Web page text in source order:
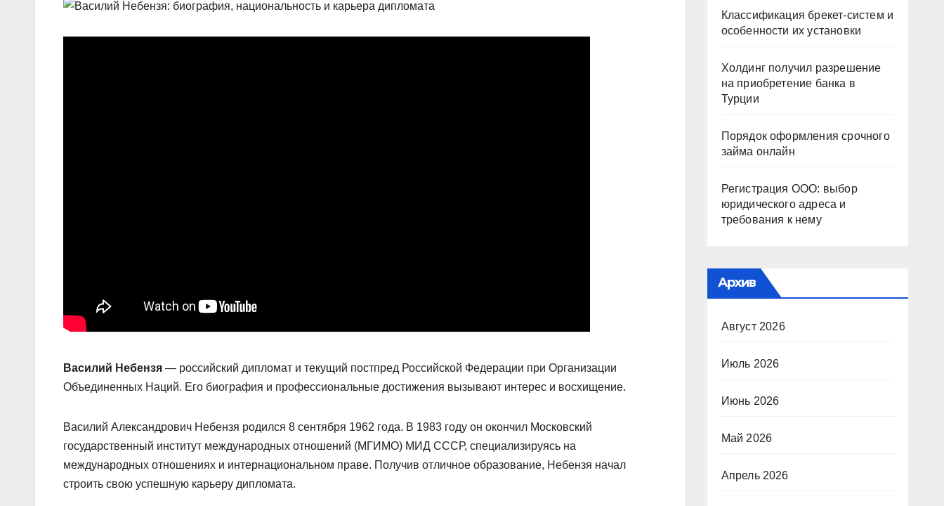
Василий Небензя — российский дипломат и текущий постпред Российской Федерации при Организации
Объединенных Наций. Его биография и профессиональные достижения вызывают интерес и восхищение.
Василий Александрович Небензя родился 8 сентября 1962 года. В 1983 году он окончил Московский
государственный институт международных отношений (МГИМО) МИД СССР, специализируясь на
международных отношениях и интернациональном праве. Получив отличное образование, Небензя начал
строить свою успешную карьеру дипломата.
Классификация брекет-систем и
особенности их установки
Холдинг получил разрешение
на приобретение банка в
Турции
Порядок оформления срочного
займа онлайн
Регистрация ООО: выбор
юридического адреса и
требования к нему
Архив
Август 2026
Июль 2026
Июнь 2026
Май 2026
Апрель 2026